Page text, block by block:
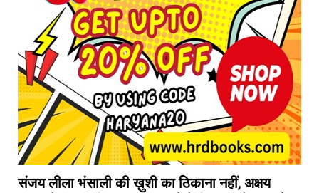
संजय लीला भंसाली की ख़ुशी का ठिकाना नहीं, अक्षय